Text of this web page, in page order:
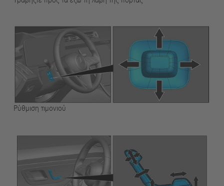
Ρύθμιση τιμονιού